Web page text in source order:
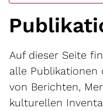
Auf dieser Seite
alle Publikationen
von Berichten,
kulturellen